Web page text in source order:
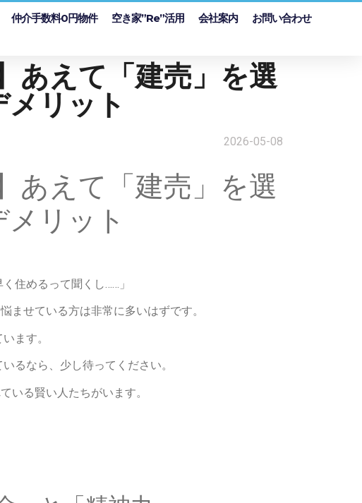
仲介手数料0円物件 空き家”Re”活用 会社案内 お問い合わせ
あえて「建売」を選
リット
2026-05-08
あえて「建売」を選
リット
住めるって聞くし……」
ませている方は非常に多いはずです。
ます。
るなら、少し待ってください。
いる賢い人たちがいます。